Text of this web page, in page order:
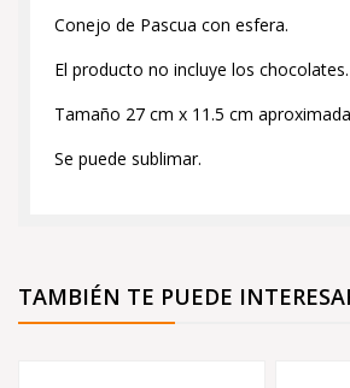
Conejo de Pascua con esfera.
El producto no incluye los chocolates.
Tamaño 27 cm x 11.5 cm
Se puede sublimar.
TAMBIÉN TE PUEDE